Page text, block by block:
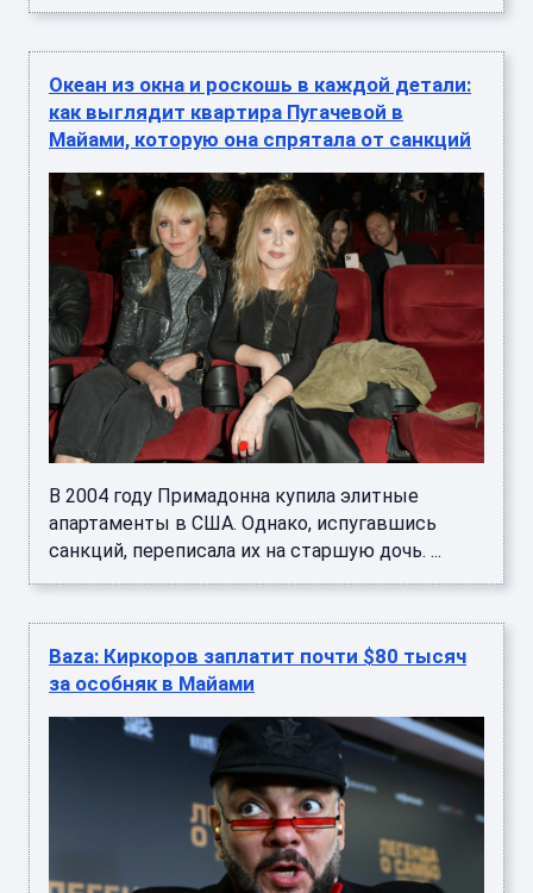
Океан из окна и роскошь в каждой детали:
как выглядит квартира Пугачевой в
Майами, которую она спрятала от санкций
В 2004 году Примадонна купила элитные
апартаменты в США. Однако, испугавшись
санкций, переписала их на старшую дочь. ...
Baza: Киркоров заплатит почти $80 тысяч
за особняк в Майами